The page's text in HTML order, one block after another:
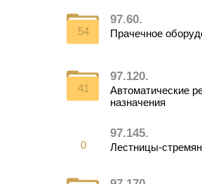
97.60.
Прачечное
54
97.120.
Автоматические
назначения
41
97.145.
Лестницы-
0